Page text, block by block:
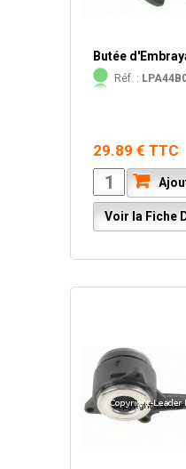
Butée
Réf. :
29.89 € TTC
Voir la Fiche